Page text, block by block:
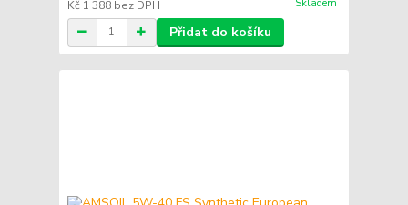
Kč 1 388 bez DPH Skladem
Přidat do košíku